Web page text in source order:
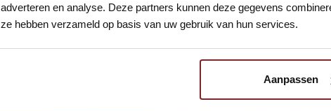
adverteren en analyse. Deze partners kunnen deze gegevens
ze hebben verzameld op basis van uw gebruik van hun services.
Aanpassen